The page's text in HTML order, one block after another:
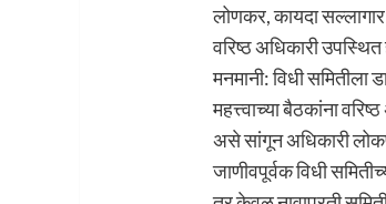
लोणकर, कायदा
वरिष्ठ अधिकारी
मनमानी: विधी
महत्त्वाच्या बैठकांना
असे सांगून अधिकारी
जाणीवपूर्वक विधी